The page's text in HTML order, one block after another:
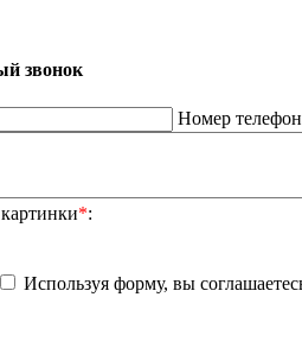
звонок
Номер
*:
Используя форму, вы